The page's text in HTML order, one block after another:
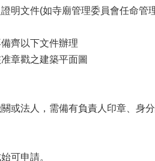
文件(如寺廟管理委員會任命管
齊以下文件辦理
章戳之建築平面圖
或法人，需備有負責人印章、身
可申請。